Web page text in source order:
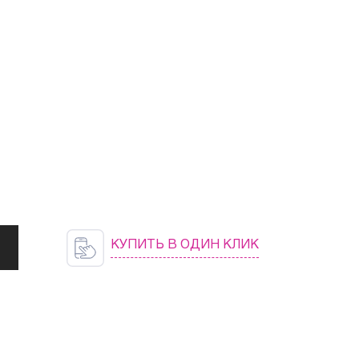
КУПИТЬ В ОДИН КЛИК